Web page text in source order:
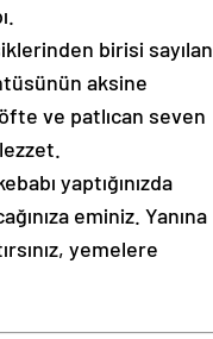
birisi sayılan
aksine
ve patlıcan seven
yaptığınızda
eminiz. Yanına
yemelere